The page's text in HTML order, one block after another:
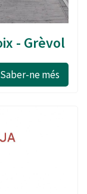
- Grèvol
Saber-ne més